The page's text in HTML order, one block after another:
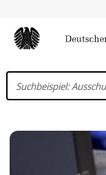
In
Bundestags-
Fotos